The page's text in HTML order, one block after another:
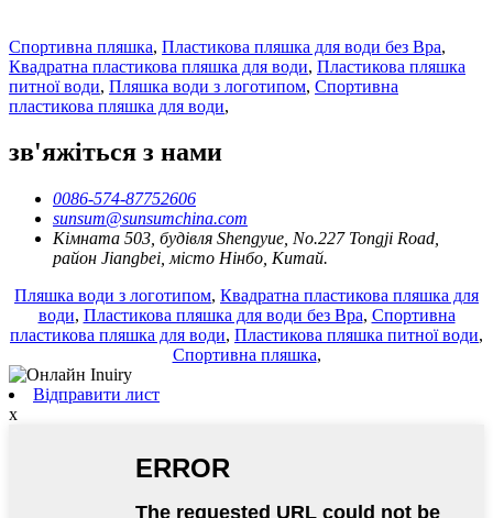
Спортивна пляшка, Пластикова пляшка для води без Bpa,
Квадратна пластикова пляшка для води, Пластикова пляшка
питної води, Пляшка води з логотипом, Спортивна
пластикова пляшка для води,
зв'яжіться з нами
0086-574-87752606
sunsum@sunsumchina.com
Кімната 503, будівля Shengyue, No.227 Tongji Road,
район Jiangbei, місто Нінбо, Китай.
Пляшка води з логотипом, Квадратна пластикова пляшка для
води, Пластикова пляшка для води без Bpa, Спортивна
пластикова пляшка для води, Пластикова пляшка питної води,
Спортивна пляшка,
Відправити лист
x